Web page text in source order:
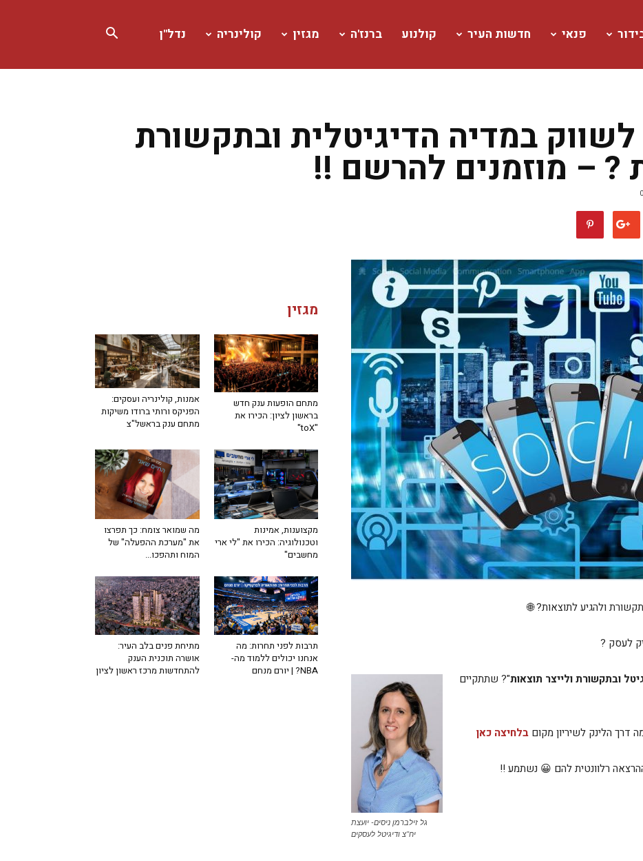
פנאי חדשות העיר קולנוע ברנז'ה מגזין קולינריה נדל"ן
במדיה הדיגיטלית ובתקשורת
? – מוזמנים להרשם !!
0
ולהגיע לתוצאות? 🌐
לעסק ?
גל זילברמן ניסים- יועצת
יח"צ ודיגיטל לעסקים
ובתקשורת ולייצר תוצאות"? שתתקיים
הלינק לשיריון מקום בלחיצה כאן
רלוונטית להם 😀 נשתמע !!
מגזין
אמנות, קולינריה ועסקים:
הפניקס ורותי ברודו משיקות
מתחם ענק בראשל"צ
מתחם הופעות ענק חדש
בראשון לציון: הכירו את
"toX"
מה שמואר צומח: כך תפרצו
את "מערכת ההפעלה" של
המוח ותהפכו...
מקצוענות, אמינות
וטכנולוגיה: הכירו את "לי ארי
מחשבים"
מתיחת פנים בלב העיר:
אושרה תוכנית הענק
להתחדשות מרכז ראשון לציון
תרבות לפני תחרות: מה
אנחנו יכולים ללמוד מה-
NBA? | יורם מנחם